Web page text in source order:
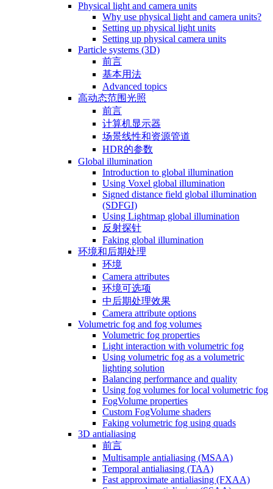
Physical light and camera units
Why use physical light and camera units?
Setting up physical light units
Setting up physical camera units
Particle systems (3D)
前言
基本用法
Advanced topics
高动态范围光照
前言
计算机显示器
场景线性和资源管道
HDR的参数
Global illumination
Introduction to global illumination
Using Voxel global illumination
Signed distance field global illumination
(SDFGI)
Using Lightmap global illumination
反射探针
Faking global illumination
环境和后期处理
环境
Camera attributes
环境可选项
中后期处理效果
Camera attribute options
Volumetric fog and fog volumes
Volumetric fog properties
Light interaction with volumetric fog
Using volumetric fog as a volumetric
lighting solution
Balancing performance and quality
Using fog volumes for local volumetric fog
FogVolume properties
Custom FogVolume shaders
Faking volumetric fog using quads
3D antialiasing
前言
Multisample antialiasing (MSAA)
Temporal antialiasing (TAA)
Fast approximate antialiasing (FXAA)